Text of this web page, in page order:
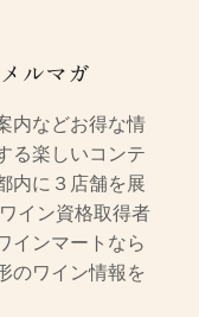
ルマガ
内などお得な情
る楽しいコンテ
内に３店舗を展
イン資格取得者
インマートなら
のワイン情報を